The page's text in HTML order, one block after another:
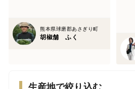
熊本県球磨郡あさぎり町
胡椒舗 ふく